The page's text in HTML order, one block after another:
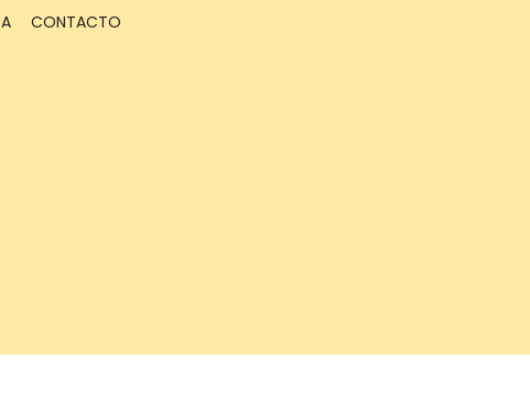
CONTACTO